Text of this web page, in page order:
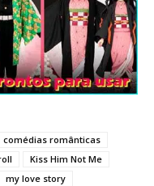
comédias românticas
Kiss Him Not Me
my love story